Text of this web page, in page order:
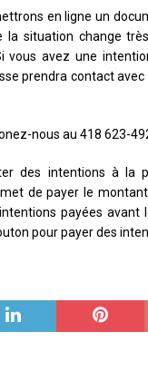
en ligne un
la situation change
vous avez une
prendra contact
nous au 418 623-
des intentions à la
de payer le
payées
pour payer des